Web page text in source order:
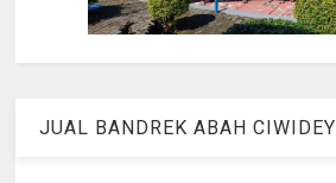
JUAL BANDREK ABAH CIWIDEY